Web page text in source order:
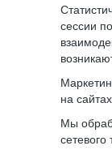
сессии
на
Мы